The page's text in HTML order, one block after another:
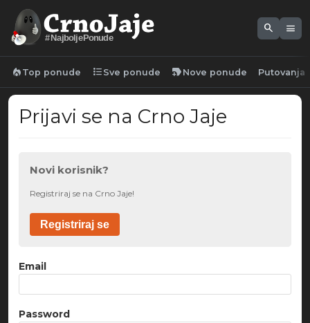
#NajboljePonude
search menu
local_fire_department Top ponude format_list_bulleted Sve ponude new_label Nove ponude Putovanja
Prijavi se na Crno Jaje
Novi korisnik?
Registriraj se na Crno Jaje!
Registriraj se
Email
Password